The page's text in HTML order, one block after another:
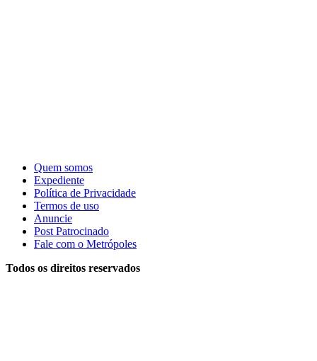
Quem somos
Expediente
Política de Privacidade
Termos de uso
Anuncie
Post Patrocinado
Fale com o Metrópoles
Todos os direitos reservados